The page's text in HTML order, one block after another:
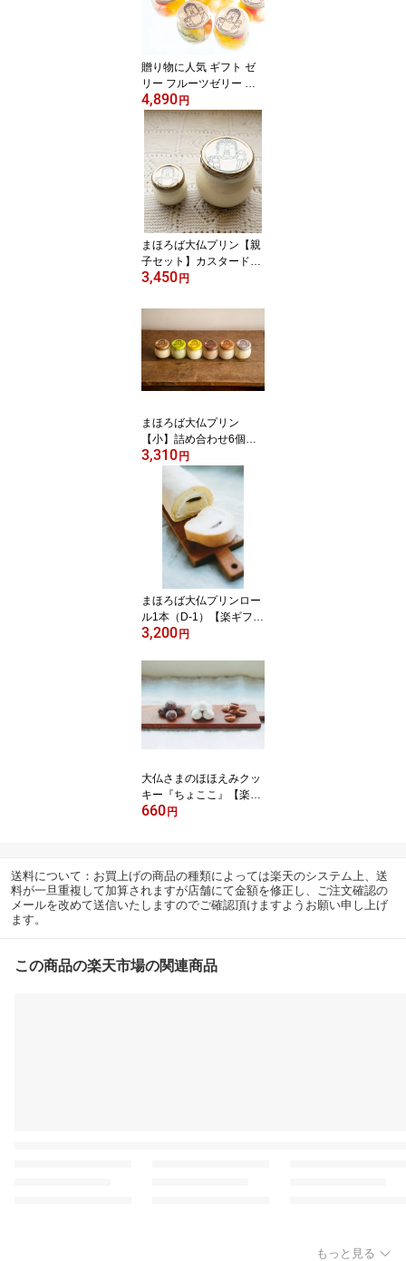
贈り物に人気 ギフト ゼ
リー フルーツゼリー ス
イーツセット｜【大仏さ
まのほほえみフルーツポ
ンチ・大1個／小4個セッ
ト】お中元に
4,890 円
まほろば大仏プリン【親
子セット】カスタードセ
ット(C-1)【楽ギフ_の
なら おみやげ お取り寄
せ 奈良 名産 お土産 スイ
ーツ お中元に
3,450 円
まほろば大仏プリン
【小】詰め合わせ6個セ
ット(B-2)【楽ギフ_の
し】【楽ギフ_メッセ】
なら おみやげ お取り寄
せ 奈良 名産 お土産 スイ
ーツ お中元に
3,310 円
まほろば大仏プリンロー
ル1本（D-1）【楽ギフ_
のし】【楽ギフ_メッ
スイーツ
3,200 円
大仏さまのほほえみクッ
キー『ちょここ』【楽ギ
フ_のし】【楽ギフ_メッ
660 円
送料について：お買上げの商品の種類によっては楽天のシステム上、送
料が一旦重複して加算されますが店舗にて金額を修正し、ご注文確認の
メールを改めて送信いたしますのでご確認頂けますようお願い申し上げ
ます。
この商品の楽天市場の関連商品
もっと見る